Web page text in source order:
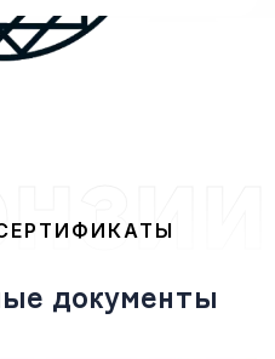
ые документы